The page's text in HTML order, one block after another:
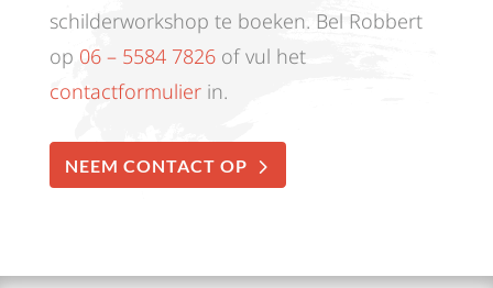
schilderworkshop te boeken. Bel Robbert
op 06 – 5584 7826of vul het
contactformulierin.
NEEM CONTACT OP